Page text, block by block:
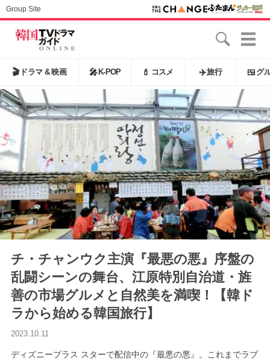
Group Site
🎬 ドラマ & 映画 🎤 K-POP 💄 コスメ ✈️旅行 🍱 グ
チ・チャンウク主演『最悪の悪』序盤の
乱闘シーンの舞台、江原特別自治道・旌
善の市場グルメと自然美を満喫！【韓ド
ラから始める韓国旅行】
2023.10.11
ディズニープラス スターで配信中の『最悪の悪』。これまでラブ